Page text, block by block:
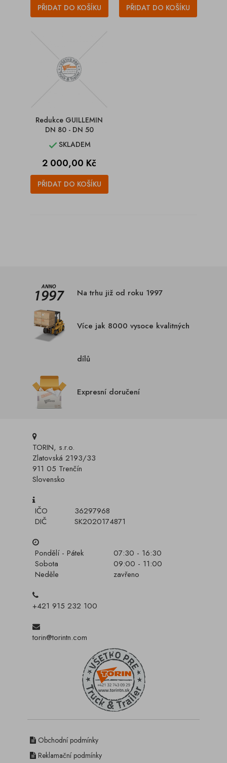
PŘIDAT DO KOŠÍKU PŘIDAT DO KOŠÍKU
Redukce GUILLEMIN
DN 80 - DN 50
SKLADEM
Cena
2 000,00 Kč
PŘIDAT DO KOŠÍKU
Na trhu již od roku 1997
Více jak 8000 vysoce kvalitných
dílů
Expresní doručení
TORIN, s.r.o.
Zlatovská 2193/33
911 05 Trenčín
Slovensko
IČO
36297968
DIČ
SK2020174871
Pondělí - Pátek
07:30 - 16:30
Sobota
09:00 - 11:00
Neděle
zavřeno
+421 915 232 100
torin@torintn.com
Obchodní podmínky
Reklamační podmínky